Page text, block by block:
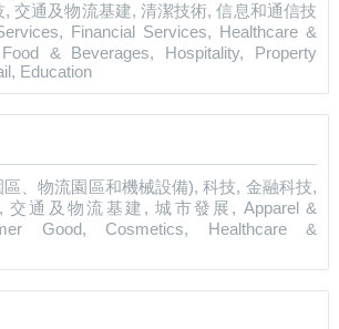
交通及物流基建, 清潔技術, 信息和通信技
Financial Services, Healthcare &
& Beverages, Hospitality, Property
Education
、物流園區和機械設備), 科技, 金融科技,
交通及物流基建, 城市發展, Apparel &
Good, Cosmetics, Healthcare &